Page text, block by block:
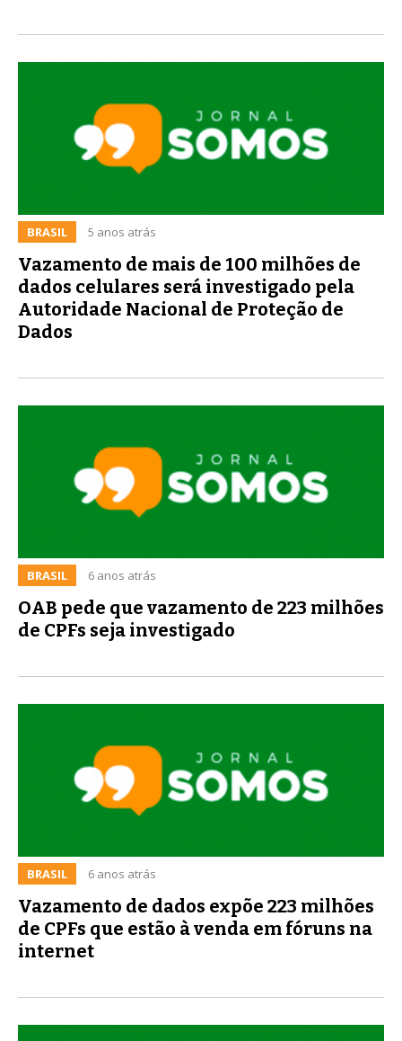
BRASIL 5 anos atrás
Vazamento de mais de 100 milhões de
dados celulares será investigado pela
Autoridade Nacional de Proteção de
Dados
BRASIL 6 anos atrás
OAB pede que vazamento de 223 milhões
de CPFs seja investigado
BRASIL 6 anos atrás
Vazamento de dados expõe 223 milhões
de CPFs que estão à venda em fóruns na
internet